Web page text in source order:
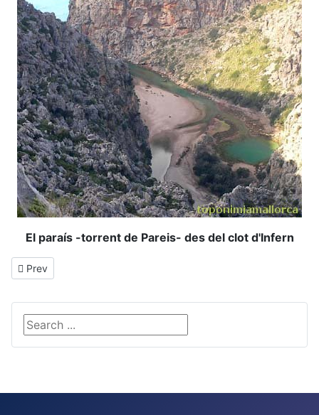
El paraís -torrent de Pareis- des del clot d'Infern
Previous article: Illetes
Prev
Search ...